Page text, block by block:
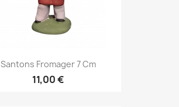
Santons Fromager 7 Cm
11,00 €